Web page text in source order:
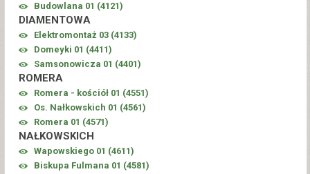
Budowlana 01 (4121)
DIAMENTOWA
Elektromontaż 03 (4133)
Domeyki 01 (4411)
Samsonowicza 01 (4401)
ROMERA
Romera - kościół 01 (4551)
Os. Nałkowskich 01 (4561)
Romera 01 (4571)
NAŁKOWSKICH
Wapowskiego 01 (4611)
Biskupa Fulmana 01 (4581)